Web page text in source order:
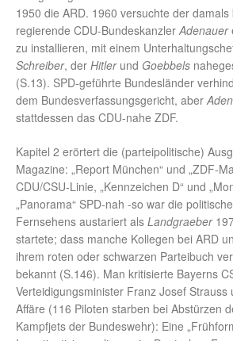
1950 die ARD. 1960 versuchte der
regierende CDU-BundeskanzlerAdenauer
zu installieren, mit einem
Schreiber, der Hitlerund Goebbels
(S.13). SPD-geführte Bundesländer
dem Bundesverfassungsgericht, aber
stattdessen das CDU-nahe ZDF.
Kapitel 2 erörtert die (parteipolitische)
Magazine: „Report München“ und „ZDF-
CDU/CSU-Linie, „Kennzeichen D“ und
„Panorama“ SPD-nah -so war die
Fernsehens austariert als Landgraeber
startete; dass manche Kollegen bei ARD
ihrem roten oder schwarzen Parteibuch
bekannt (S.146). Man kritisierte Bayerns
Verteidigungsminister Franz Josef Strauss
Affäre (116 Piloten starben bei Abstürzen
Kampfjets der Bundeswehr): Eine